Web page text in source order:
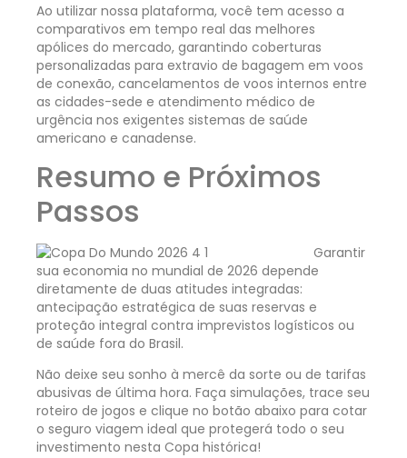
Ao utilizar nossa plataforma, você tem acesso a
comparativos em tempo real das melhores
apólices do mercado, garantindo coberturas
personalizadas para extravio de bagagem em voos
de conexão, cancelamentos de voos internos entre
as cidades-sede e atendimento médico de
urgência nos exigentes sistemas de saúde
americano e canadense.
Resumo e Próximos
Passos
Garantir
sua economia no mundial de 2026 depende
diretamente de duas atitudes integradas:
antecipação estratégica de suas reservas e
proteção integral contra imprevistos logísticos ou
de saúde fora do Brasil.
Não deixe seu sonho à mercê da sorte ou de tarifas
abusivas de última hora. Faça simulações, trace seu
roteiro de jogos e clique no botão abaixo para cotar
o seguro viagem ideal que protegerá todo o seu
investimento nesta Copa histórica!